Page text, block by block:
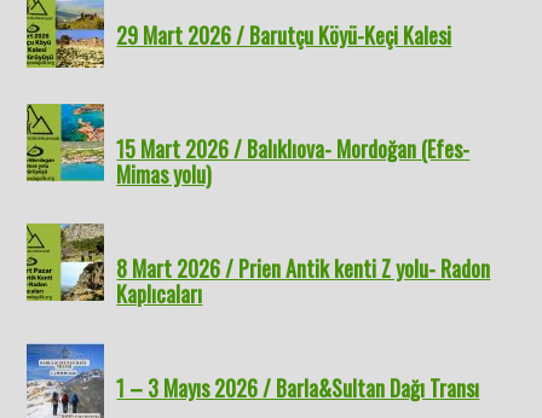
29 Mart 2026 / Barutçu Köyü-Keçi Kalesi
15 Mart 2026 / Balıklıova- Mordoğan (Efes-
Mimas yolu)
8 Mart 2026 / Prien Antik kenti Z yolu- Radon
Kaplıcaları
1 – 3 Mayıs 2026 / Barla&Sultan Dağı Transı